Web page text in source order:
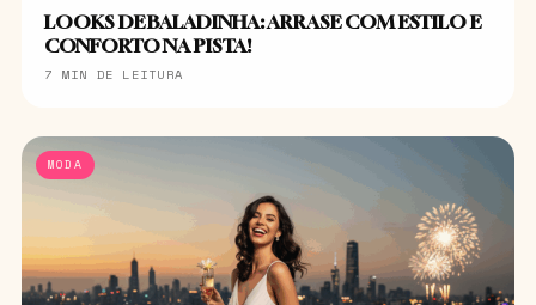
LOOKS DE BALADINHA: ARRASE COM ESTILO E
CONFORTO NA PISTA!
7 MIN DE LEITURA
MODA